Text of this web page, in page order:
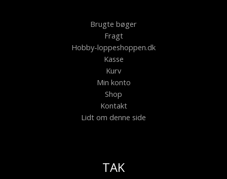
Brugte bøger
Fragt
Hobby-loppeshoppen.dk
Kasse
Kurv
Min konto
Shop
Kontakt
Lidt om denne side
TAK